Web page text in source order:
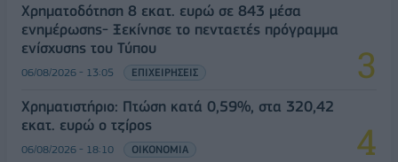
Χρηματοδότηση 8 εκατ. ευρώ σε 843 μέσα
ενημέρωσης- Ξεκίνησε το πενταετές πρόγραμμα
ενίσχυσης του Τύπου
06/08/2026 - 13:05 ΕΠΙΧΕΙΡΗΣΕΙΣ
Χρηματιστήριο: Πτώση κατά 0,59%, στα 320,42
εκατ. ευρώ ο τζίρος
06/08/2026 - 18:10 ΟΙΚΟΝΟΜΙΑ